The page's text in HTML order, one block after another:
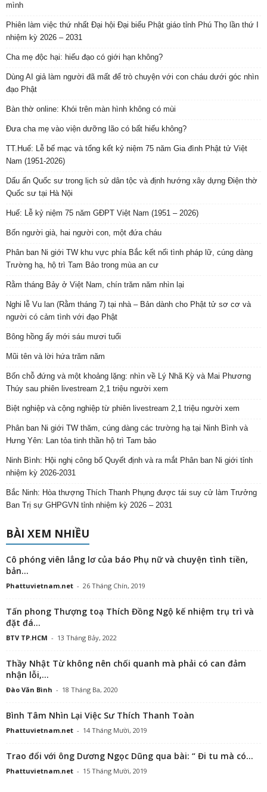
mình
Phiên làm việc thứ nhất Đại hội Đại biểu Phật giáo tỉnh Phú Thọ lần thứ I
nhiệm kỳ 2026 – 2031
Cha mẹ độc hại: hiếu đạo có giới hạn không?
Dùng AI giả làm người đã mất để trò chuyện với con cháu dưới góc nhìn
đạo Phật
Bàn thờ online: Khói trên màn hình không có mùi
Đưa cha mẹ vào viện dưỡng lão có bất hiếu không?
TT.Huế: Lễ bế mạc và tổng kết kỷ niệm 75 năm Gia đình Phật tử Việt
Nam (1951-2026)
Dấu ấn Quốc sư trong lịch sử dân tộc và định hướng xây dựng Điện thờ
Quốc sư tại Hà Nội
Huế: Lễ kỷ niệm 75 năm GĐPT Việt Nam (1951 – 2026)
Bốn người già, hai người con, một đứa cháu
Phân ban Ni giới TW khu vực phía Bắc kết nối tình pháp lữ, cúng dàng
Trường hạ, hộ trì Tam Bảo trong mùa an cư
Rằm tháng Bảy ở Việt Nam, chín trăm năm nhìn lại
Nghi lễ Vu lan (Rằm tháng 7) tại nhà – Bản dành cho Phật tử sơ cơ và
người có cảm tình với đạo Phật
Bông hồng ấy mới sáu mươi tuổi
Mũi tên và lời hứa trăm năm
Bốn chỗ đứng và một khoảng lặng: nhìn về Lý Nhã Kỳ và Mai Phương
Thúy sau phiên livestream 2,1 triệu người xem
Biệt nghiệp và cộng nghiệp từ phiên livestream 2,1 triệu người xem
Phân ban Ni giới TW thăm, cúng dàng các trường hạ tại Ninh Bình và
Hưng Yên: Lan tỏa tinh thần hộ trì Tam bảo
Ninh Bình: Hội nghị công bố Quyết định và ra mắt Phân ban Ni giới tỉnh
nhiệm kỳ 2026-2031
Bắc Ninh: Hòa thượng Thích Thanh Phụng được tái suy cử làm Trưởng
Ban Trị sự GHPGVN tỉnh nhiệm kỳ 2026 – 2031
BÀI XEM NHIỀU
Cô phóng viên lẳng lơ của báo Phụ nữ và chuyện tình tiền,
bản...
Phattuvietnam.net - 26 Tháng Chín, 2019
Tấn phong Thượng toạ Thích Đồng Ngộ kế nhiệm trụ trì và
đặt đá...
BTV TP.HCM - 13 Tháng Bảy, 2022
Thầy Nhật Từ không nên chối quanh mà phải có can đảm
nhận lỗi,...
Đào Văn Bình - 18 Tháng Ba, 2020
Bình Tâm Nhìn Lại Việc Sư Thích Thanh Toàn
Phattuvietnam.net - 14 Tháng Mười, 2019
Trao đổi với ông Dương Ngọc Dũng qua bài: “ Đi tu mà có...
Phattuvietnam.net - 15 Tháng Mười, 2019